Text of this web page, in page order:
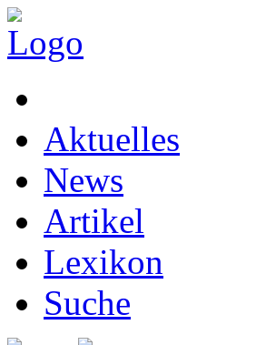
Aktuelles
News
Artikel
Lexikon
Suche